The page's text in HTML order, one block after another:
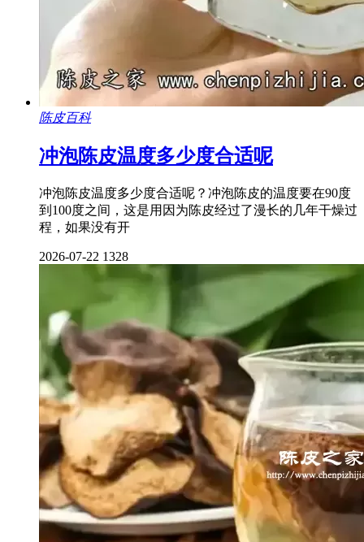
陈皮百科
冲泡陈皮温度多少度合适呢
冲泡陈皮温度多少度合适呢？冲泡陈皮的温度要在90度
到100度之间，这是用因为陈皮经过了漫长的几年干燥过
程，如果没有开
2026-07-22 1328